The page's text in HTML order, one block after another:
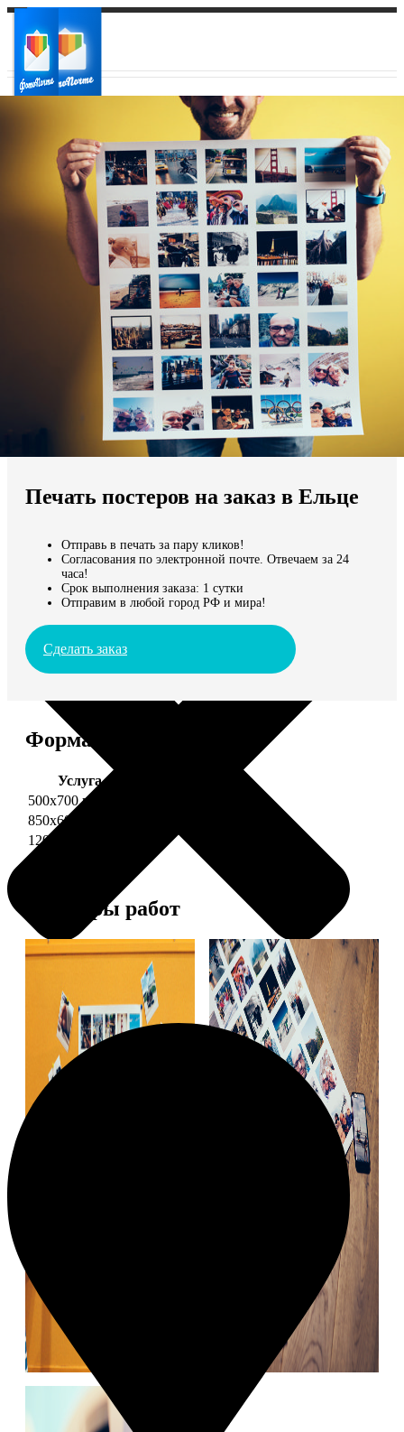
Ваш город:
Ваш регион доставки
Выберите из списка:
Мы доставляем по всему миру
Продолжить без города
Печать постеров на заказ в Ельце
Отправь в печать за пару кликов!
Согласования по электронной почте. Отвечаем за 24
часа!
Срок выполнения заказа: 1 сутки
Отправим в любой город РФ и мира!
Сделать заказ
Форматы и цены
Услуга
500х700 глянец
850х600 глянец
1200х850 глянец
Примеры работ